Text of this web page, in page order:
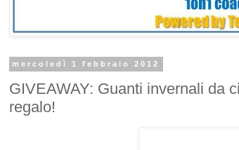
mercoledì 1 febbraio 2012
GIVEAWAY: Guanti invernali da
regalo!